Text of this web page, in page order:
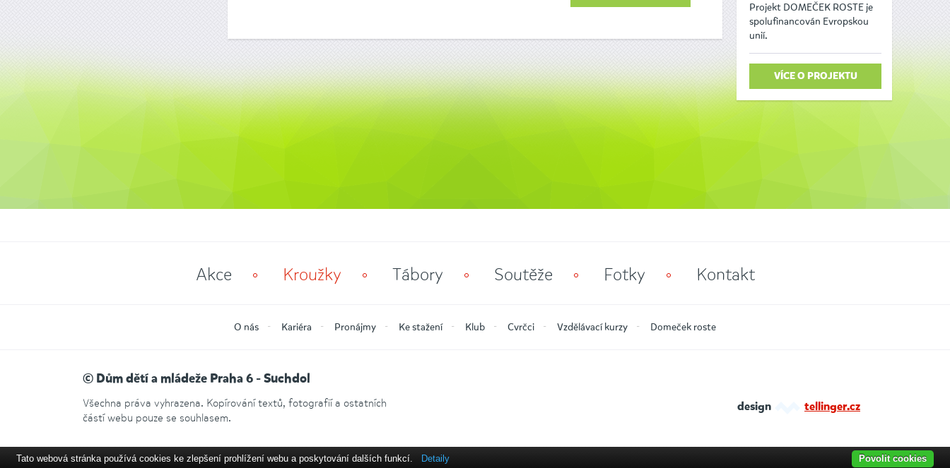
Projekt DOMEČEK ROSTE je
spolufinancován Evropskou
unií.
VÍCE O PROJEKTU
Akce Kroužky Tábory Soutěže Fotky Kontakt
O nás Kariéra Pronájmy Ke stažení Klub Cvrčci Vzdělávací kurzy Domeček roste
© Dům dětí a mládeže Praha 6 - Suchdol
Všechna práva vyhrazena. Kopírování textů, fotografií a ostatních
částí webu pouze se souhlasem.
design tellinger.cz
Tato webová stránka používá cookies ke zlepšení prohlížení webu a poskytování dalších funkcí. Detaily Povolit cookies